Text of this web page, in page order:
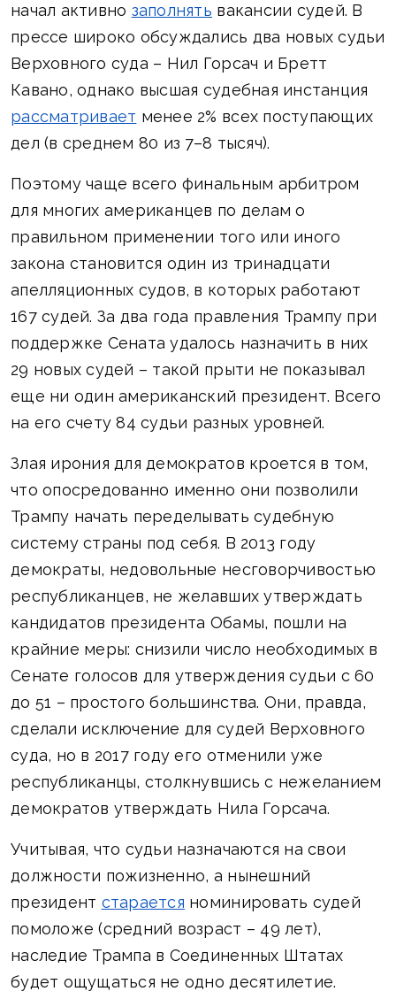
начал активно заполнять вакансии судей. В
прессе широко обсуждались два новых судьи
Верховного суда – Нил Горсач и Бретт
Кавано, однако высшая судебная инстанция
рассматривает менее 2% всех поступающих
дел (в среднем 80 из 7–8 тысяч).
Поэтому чаще всего финальным арбитром
для многих американцев по делам о
правильном применении того или иного
закона становится один из тринадцати
апелляционных судов, в которых работают
167 судей. За два года правления Трампу при
поддержке Сената удалось назначить в них
29 новых судей – такой прыти не показывал
еще ни один американский президент. Всего
на его счету 84 судьи разных уровней.
Злая ирония для демократов кроется в том,
что опосредованно именно они позволили
Трампу начать переделывать судебную
систему страны под себя. В 2013 году
демократы, недовольные несговорчивостью
республиканцев, не желавших утверждать
кандидатов президента Обамы, пошли на
крайние меры: снизили число необходимых в
Сенате голосов для утверждения судьи с 60
до 51 – простого большинства. Они, правда,
сделали исключение для судей Верховного
суда, но в 2017 году его отменили уже
республиканцы, столкнувшись с нежеланием
демократов утверждать Нила Горсача.
Учитывая, что судьи назначаются на свои
должности пожизненно, а нынешний
президент старается номинировать судей
помоложе (средний возраст – 49 лет),
наследие Трампа в Соединенных Штатах
будет ощущаться не одно десятилетие.